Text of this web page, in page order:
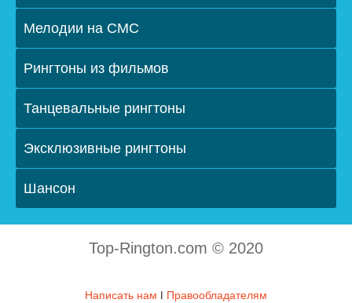
Мелодии на СМС
Рингтоны из фильмов
Танцевальные рингтоны
Эксклюзивные рингтоны
Шансон
Top-Rington.com © 2020
Написать нам ǀ Правообладателям